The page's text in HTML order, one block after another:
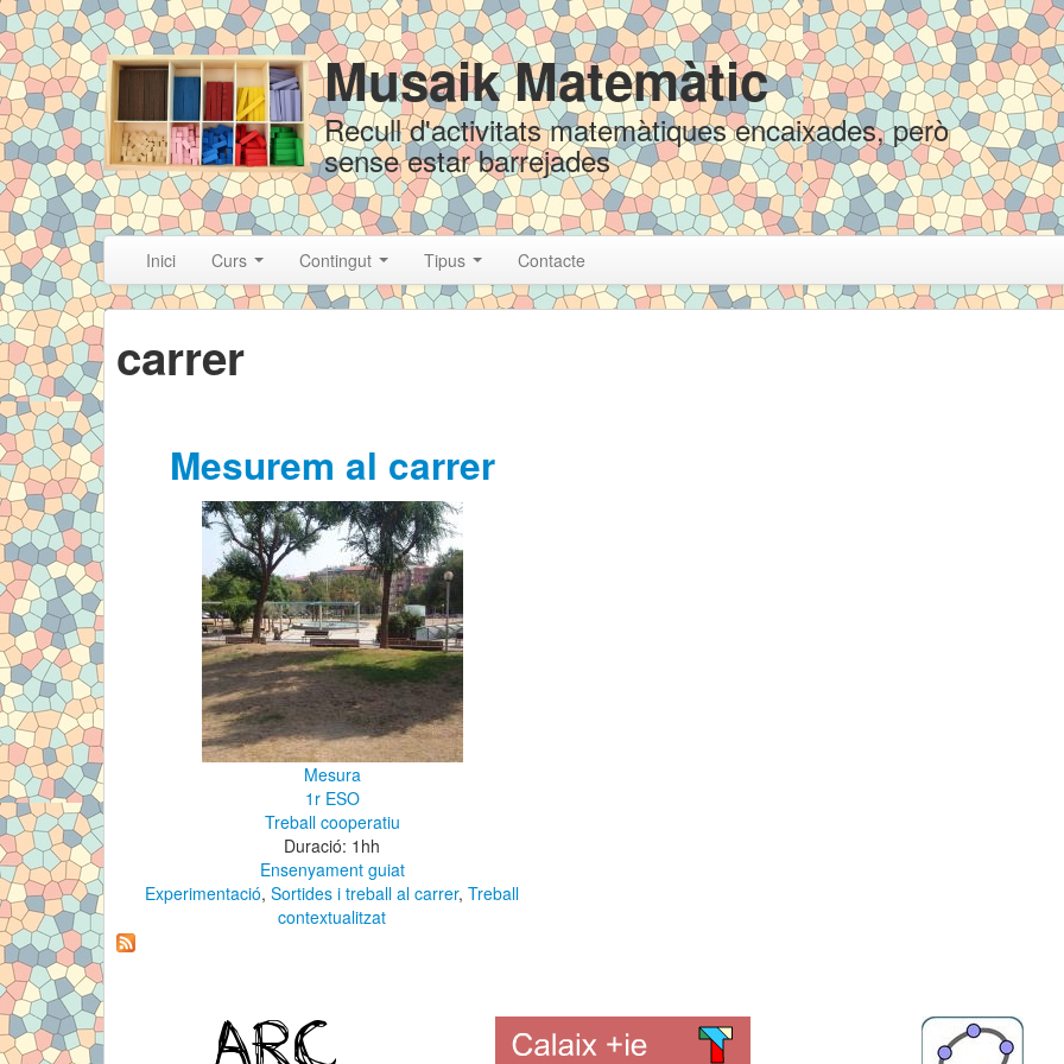
Skip to content
Skip to navigation Musaik Matemàtic
Recull d'activitats matemàtiques encaixades, però
sense estar barrejades
Inici Curs Contingut Tipus Contacte
carrer
Mesurem al carrer
Mesura
1r ESO
Treball cooperatiu
Duració: 1hh
Ensenyament guiat
Experimentació,Sortides i treball al carrer,Treball
contextualitzat